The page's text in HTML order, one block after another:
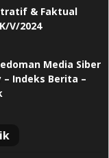
& Faktual
V/2024
Media Siber
– Indeks Berita –